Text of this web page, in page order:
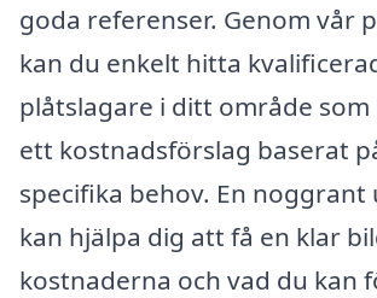
goda referenser. Genom vår
kan du enkelt hitta
plåtslagare i ditt område som
ett kostnadsförslag baserat
specifika behov. En
kan hjälpa dig att få en klar
kostnaderna och vad du kan